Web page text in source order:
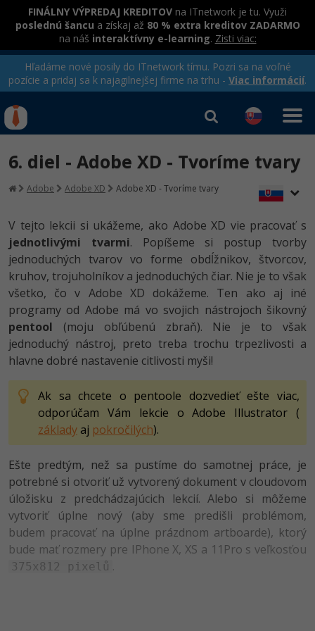
FINÁLNY VÝPREDAJ KREDITOV na ITnetwork je tu. Využi
poslednú šancu a získaj až 80 % extra kreditov ZADARMO
na náš interaktívny e-learning. Zisti viac:
Hľadáme nové posily do ITnetwork tímu. Pozri sa na voľné
pozície a pridaj sa k najagilnejšej firme na trhu - Viac informácií.
hradené úradom práce
Ako začať?
Java -80%
C# .NET -80%
Python -80%
JavaScript -80%
PHP -80%
C++ -80%
Swift -80%
Kotlin -80%
Céčko -80%
VB.NET
Kurzy e-commerce
Testovanie softvéru
Marketing -30%
WordPress
SEO -30%
UX
Business
Copywriting -30%
MS Office -80%
Google Dokumenty
Time management
Kurzy dizajnu
HTML/CSS -80%
Photoshop -80%
-80%
Adobe Lightroom -30%
Adobe XD -15%
Adobe InDesign -25%
Adobe After Effects
Blender -80%
Inkscape
Prihlásiť sa Registrovať
6. diel - Adobe XD - Tvoríme tvary
Adobe Adobe XD Adobe XD - Tvoríme tvary
V tejto lekcii si ukážeme, ako Adobe XD vie pracovať s
jednotlivými tvarmi. Popíšeme si postup tvorby
jednoduchých tvarov vo forme obdĺžnikov, štvorcov,
kruhov, trojuholníkov a jednoduchých čiar. Nie je to však
všetko, čo v Adobe XD dokážeme. Ten ako aj iné
programy od Adobe má vo svojich nástrojoch šikovný
pentool (moju obľúbenú zbraň). Nie je to však
jednoduchý nástroj, preto treba trochu trpezlivosti a
hlavne dobré nastavenie citlivosti myši!
Ak sa chcete o pentoole dozvedieť ešte viac,
odporúčam Vám lekcie o Adobe Illustrator (
základyaj pokročilých).
Ešte predtým, než sa pustíme do samotnej práce, je
potrebné si otvoriť už vytvorený dokument v cloudovom
úložisku z predchádzajúcich lekcií. Alebo si môžeme
vytvoriť úplne nový (aby sme predišli problémom,
budem pracovať na úplne prázdnom artboarde), ktorý
bude mať rozmery pre IPhone X, XS a 11Pro s veľkosťou
375x812 pixelů .